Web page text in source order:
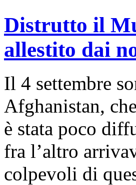
Distrutto il
allestito dai
Il 4 settembre
Afghanistan,
è stata poco
fra l’altro
colpevoli di